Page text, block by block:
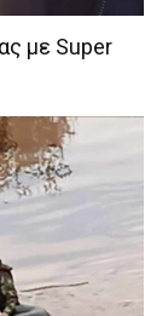
με Super